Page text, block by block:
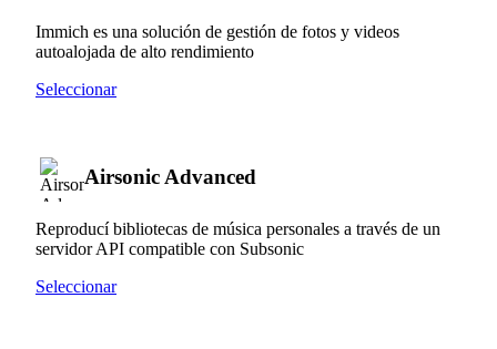
Immich es una solución de gestión de fotos y videos
autoalojada de alto rendimiento
Seleccionar
Airsonic Advanced
Reproducí bibliotecas de música personales a través de un
servidor API compatible con Subsonic
Seleccionar